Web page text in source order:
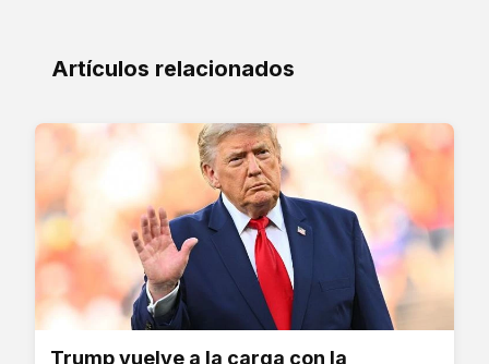
Artículos relacionados
Trump vuelve a la carga con la